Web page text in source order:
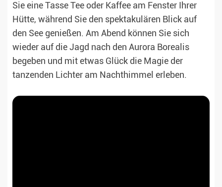
Sie eine Tasse Tee oder Kaffee am Fenster Ihrer
Hütte, während Sie den spektakulären Blick auf
den See genießen. Am Abend können Sie sich
wieder auf die Jagd nach den Aurora Borealis
begeben und mit etwas Glück die Magie der
tanzenden Lichter am Nachthimmel erleben.